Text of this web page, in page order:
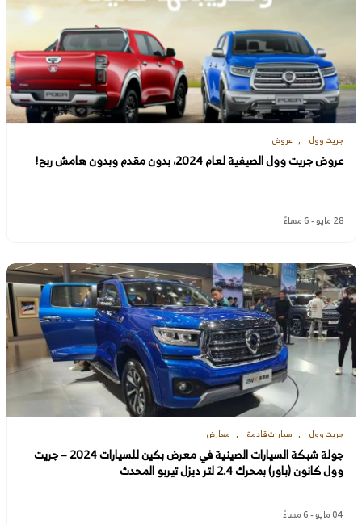
جريت وول عروض
عروض جريت وول الصيفية لعام 2024، بدون مقدم وبدون هامش ربح!
28 مايو - 6 مساءً
جريت وول سيارات قادمة معارض
جولة شبكة السيارات الصينية في معرض بكين للسيارات 2024 – جريت
وول كانون (باور) بمحرك 2.4 لتر ديزل تيربو المحدث
04 مايو - 6 مساءً